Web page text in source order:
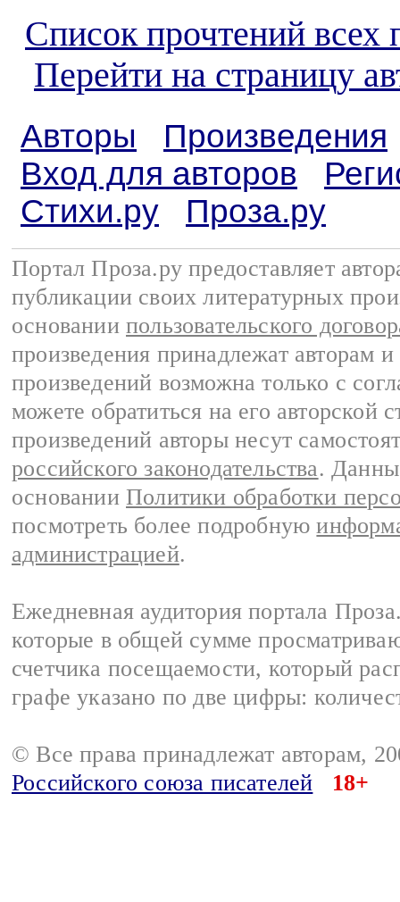
Список прочтений всех
Перейти на страницу
Авторы
Произведения
Вход для авторов
Стихи.ру
Проза.ру
Портал Проза.ру предоставляет
публикации своих литературных
основании пользовательского
произведения принадлежат авторам
произведений возможна только с
можете обратиться на его авторской
произведений авторы несут
российского законодательства.
основании Политики обработки
посмотреть более подробную
администрацией.
Ежедневная аудитория портала
которые в общей сумме
счетчика посещаемости, который
графе указано по две цифры:
© Все права принадлежат авторам,
Российского союза писателей
18+